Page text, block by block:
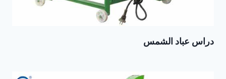
دراس عباد الشمس